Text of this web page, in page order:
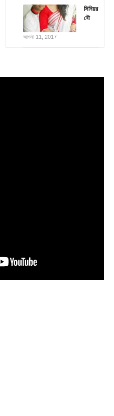
সিনিয়র
বৌ
আগস্ট 11, 2017